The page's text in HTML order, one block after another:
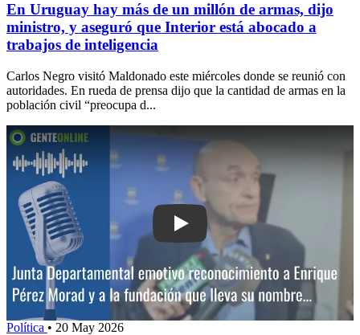
En Uruguay hay más de un millón de armas, dijo
ministro, y aseguró que Interior está abocado a
trabajos de inteligencia
Carlos Negro visitó Maldonado este miércoles donde se reunió con
autoridades. En rueda de prensa dijo que la cantidad de armas en la
población civil “preocupa d...
Play: Junta Departamental: emotivo
Política • 20 May 2026